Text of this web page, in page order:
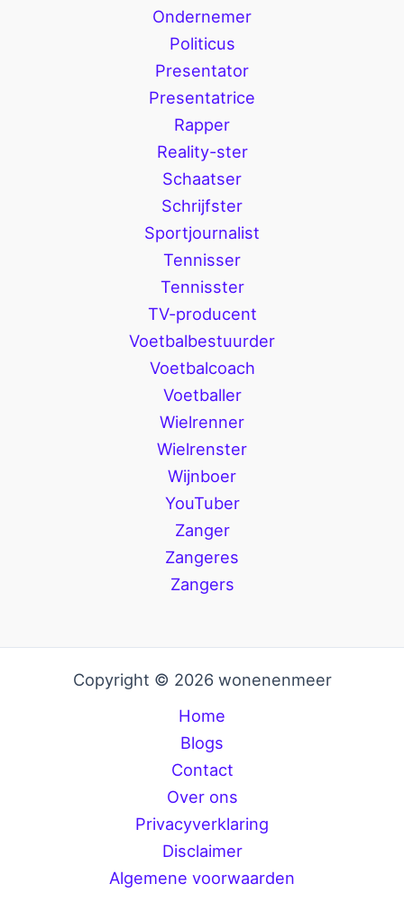
Ondernemer
Politicus
Presentator
Presentatrice
Rapper
Reality-ster
Schaatser
Schrijfster
Sportjournalist
Tennisser
Tennisster
TV-producent
Voetbalbestuurder
Voetbalcoach
Voetballer
Wielrenner
Wielrenster
Wijnboer
YouTuber
Zanger
Zangeres
Zangers
Copyright © 2026 wonenenmeer
Home
Blogs
Contact
Over ons
Privacyverklaring
Disclaimer
Algemene voorwaarden